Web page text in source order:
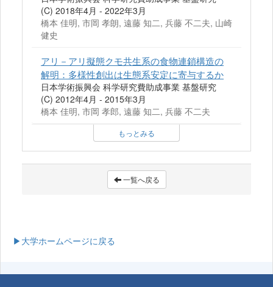
(C) 2018年4月 - 2022年3月
橋本 佳明, 市岡 孝朗, 遠藤 知二, 兵藤 不二夫, 山崎
健史
アリ－アリ擬態クモ共生系の食物連鎖構造の
解明：多様性創出は生態系安定に寄与するか
日本学術振興会 科学研究費助成事業 基盤研究
(C) 2012年4月 - 2015年3月
橋本 佳明, 市岡 孝郎, 遠藤 知二, 兵藤 不二夫
もっとみる
一覧へ戻る
▶大学ホームページに戻る